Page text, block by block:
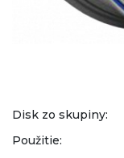
Disk zo skupiny:
Použitie: